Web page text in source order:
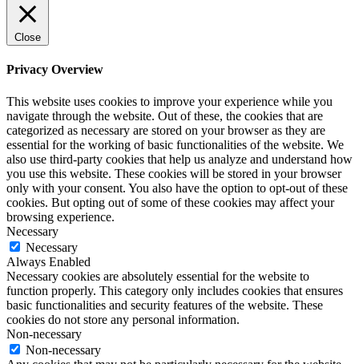
Close
Privacy Overview
This website uses cookies to improve your experience while you
navigate through the website. Out of these, the cookies that are
categorized as necessary are stored on your browser as they are
essential for the working of basic functionalities of the website. We
also use third-party cookies that help us analyze and understand how
you use this website. These cookies will be stored in your browser
only with your consent. You also have the option to opt-out of these
cookies. But opting out of some of these cookies may affect your
browsing experience.
Necessary
Necessary
Always Enabled
Necessary cookies are absolutely essential for the website to
function properly. This category only includes cookies that ensures
basic functionalities and security features of the website. These
cookies do not store any personal information.
Non-necessary
Non-necessary